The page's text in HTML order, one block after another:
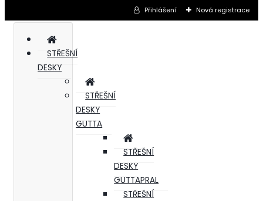
Přihlášení Nová registrace
STŘEŠNÍ
DESKY
STŘEŠNÍ
DESKY
GUTTA
STŘEŠNÍ
DESKY
GUTTAPRAL
STŘEŠNÍ